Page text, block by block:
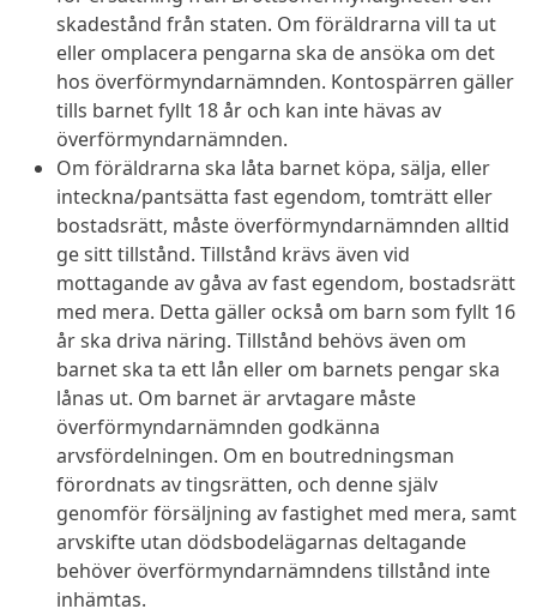
skadestånd från staten. Om föräldrarna vill ta ut
eller omplacera pengarna ska de ansöka om det
hos överförmyndarnämnden. Kontospärren gäller
tills barnet fyllt 18 år och kan inte hävas av
överförmyndarnämnden.
Om föräldrarna ska låta barnet köpa, sälja, eller
inteckna/pantsätta fast egendom, tomträtt eller
bostadsrätt, måste överförmyndarnämnden alltid
ge sitt tillstånd. Tillstånd krävs även vid
mottagande av gåva av fast egendom, bostadsrätt
med mera. Detta gäller också om barn som fyllt 16
år ska driva näring. Tillstånd behövs även om
barnet ska ta ett lån eller om barnets pengar ska
lånas ut. Om barnet är arvtagare måste
överförmyndarnämnden godkänna
arvsfördelningen. Om en boutredningsman
förordnats av tingsrätten, och denne själv
genomför försäljning av fastighet med mera, samt
arvskifte utan dödsbodelägarnas deltagande
behöver överförmyndarnämndens tillstånd inte
inhämtas.